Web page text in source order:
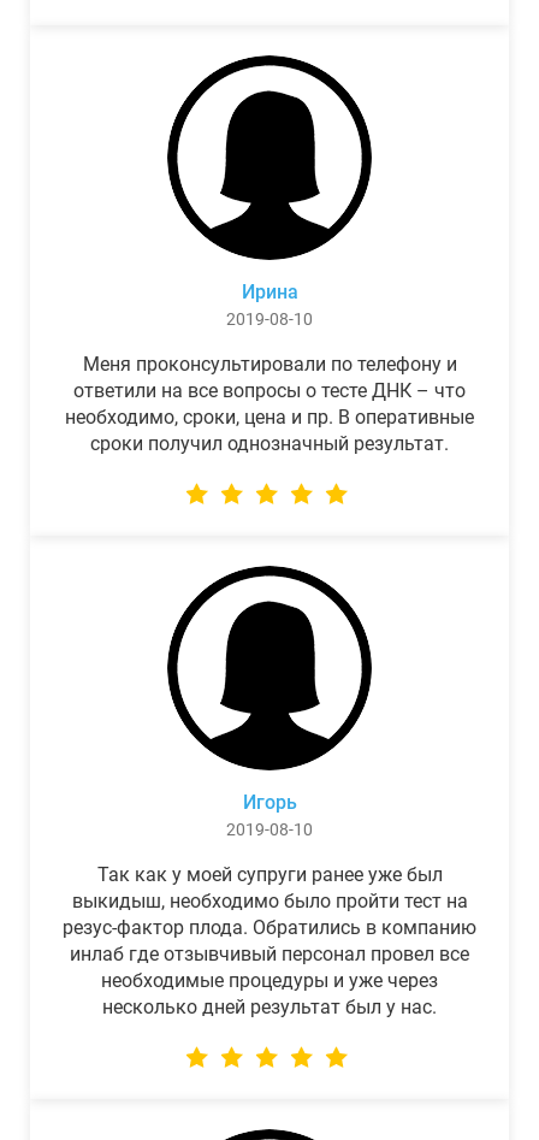
Ирина
2019-08-10
Меня проконсультировали по телефону и
ответили на все вопросы о тесте ДНК – что
необходимо, сроки, цена и пр. В оперативные
сроки получил однозначный результат.
Игорь
2019-08-10
Так как у моей супруги ранее уже был
выкидыш, необходимо было пройти тест на
резус-фактор плода. Обратились в компанию
инлаб где отзывчивый персонал провел все
необходимые процедуры и уже через
несколько дней результат был у нас.